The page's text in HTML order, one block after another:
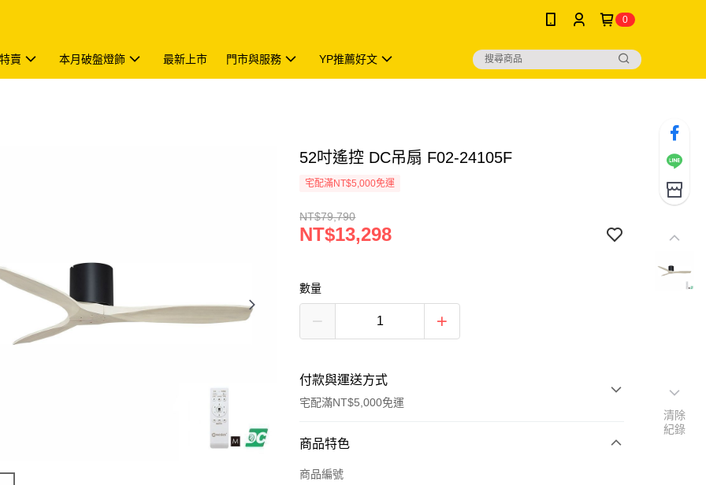
0
賣 本月破盤燈飾 最新上市 門市與服務 YP推薦好文
52吋遙控 DC吊扇 F02-24105F
宅配滿NT$5,000免運
NT$79,790
NT$13,298
數量
付款與運送方式
宅配滿NT$5,000免運
付款方式
信用卡一次付款
商品特色
商品編號
清除
紀錄